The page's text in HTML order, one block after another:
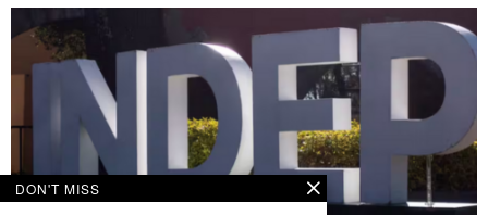
DON'T MISS